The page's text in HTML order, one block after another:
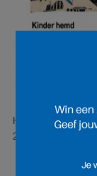
Hier is pagina 9 van
28.06.2025 tot